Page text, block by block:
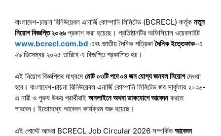
বাংলাদেশ-চায়না রিনিউয়েবল এনার্জি কোম্পানি লিমিটেড (BCRECL) কর্তৃক নতুন
নিয়োগ বিজ্ঞপ্তি ২০২৬প্রকাশ করা হয়েছে। প্রতিষ্ঠানটির অফিসিয়াল ওয়েবসাইট
www.bcrecl.com.bd এবং জাতীয় দৈনিক পত্রিকাদৈনিক ইত্তেফাক-এ
২৯ ডিসেম্বর ২০২৫ তারিখে এ বিজ্ঞপ্তি প্রকাশিত হয়।
এই নিয়োগ বিজ্ঞপ্তির মাধ্যমে মোট ০৩টি পদে ০৪ জন যোগ্য জনবল নিয়োগদেওয়া
হবে। বাংলাদেশ-চায়না রিনিউয়েবল এনার্জি কোম্পানি লিমিটেড জব সার্কুলার ২০২৬-
এ নারী ও পুরুষ উভয় প্রার্থীরাই অনলাইনে অথবা ডাকযোগে আবেদনকরতে
পারবেন। ইতোমধ্যে আবেদন কার্যক্রম শুরু হয়েছে।
এই পোস্টে আমরা BCRECL Job Circular 2026 সম্পর্কিতআবেদন